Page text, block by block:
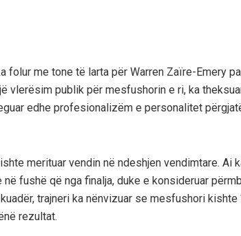
folur me tone të larta për Warren Zaïre-Emery
vlerësim publik për mesfushorin e ri, ka
edhe profesionalizëm e personalitet
merituar vendin në ndeshjen vendimtare. Ai
fushë që nga finalja, duke e konsideruar
trajneri ka nënvizuar se mesfushori kishte
rezultat.